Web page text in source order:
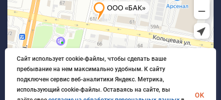
Сайт использует cookie-файлы, чтобы сделать ваше
пребывание на нем максимально удобным. К cайту
подключен сервис веб-аналитики Яндекс. Метрика,
использующий cookie-файлы. Оставаясь на сайте, вы
OK